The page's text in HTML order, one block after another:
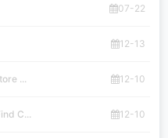
07-22
12-13
... 12-10
C... 12-10